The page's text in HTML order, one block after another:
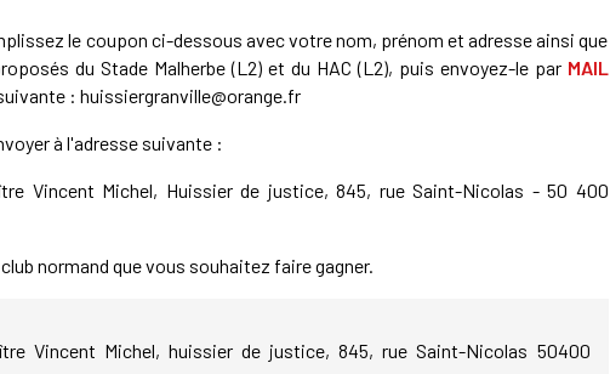
le coupon ci-dessous avec votre nom, prénom et adresse ainsi que
du Stade Malherbe (L2) et du HAC (L2), puis envoyez-le par MAIL
: huissiergranville@orange.fr
à l'adresse suivante :
Vincent Michel, Huissier de justice, 845, rue Saint-Nicolas - 50 400
normand que vous souhaitez faire gagner.
Vincent Michel, huissier de justice, 845, rue Saint-Nicolas 50400